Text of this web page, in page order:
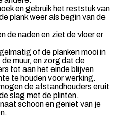
en gebruik het reststuk van
plank weer als begin van de
de naden en ziet de vloer er
of de planken mooi in
de muur, en zorg dat de
tot aan het einde blijven
te houden voor werking.
de afstandhouders eruit
slag met de plinten.
schoon en geniet van je